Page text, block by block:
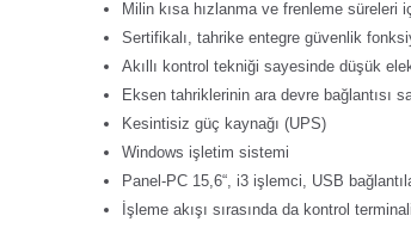
Milin kısa hızlanma ve frenleme süreleri
Sertifikalı, tahrike entegre güvenlik
Akıllı kontrol tekniği sayesinde düşük
Eksen tahriklerinin ara devre bağlantısı
Kesintisiz güç kaynağı (UPS)
Windows işletim sistemi
Panel-PC 15,6“, i3 işlemci, USB
İşleme akışı sırasında da kontrol